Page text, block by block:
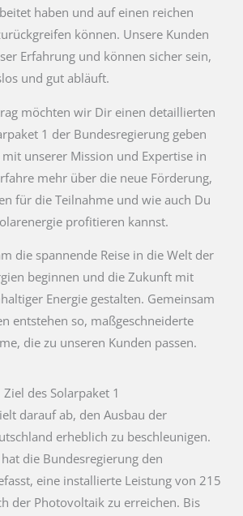
haben und auf einen reichen
können. Unsere Kunden
Erfahrung und können sicher sein,
und gut abläuft.
möchten wir Dir einen detaillierten
1 der Bundesregierung geben
unserer Mission und Expertise in
mehr über die neue Förderung,
für die Teilnahme und wie auch Du
profitieren kannst.
die spannende Reise in die Welt der
beginnen und die Zukunft mit
Energie gestalten. Gemeinsam
entstehen so, maßgeschneiderte
die zu unseren Kunden passen.
Ziel des Solarpaket 1
darauf ab, den Ausbau der
erheblich zu beschleunigen.
die Bundesregierung den
eine installierte Leistung von 215
der Photovoltaik zu erreichen. Bis